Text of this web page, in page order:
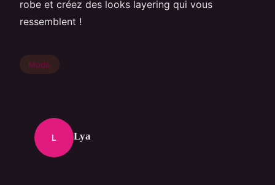
robe et créez des looks layering qui vous
ressemblent !
Mode
L Lya